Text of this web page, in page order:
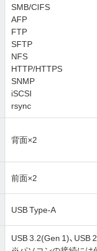
SMB/CIFS
AFP
FTP
SFTP
NFS
HTTP/HTTPS
SNMP
iSCSI
rsync
背面×2
前面×2
USB Type-A
USB 3.2(Gen 1)、USB